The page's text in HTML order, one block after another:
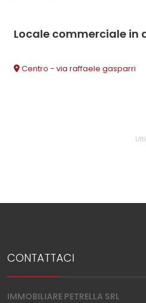
Locale commerciale in
Centro - via raffaele gasparri
CONTATTACI
IMMOBILIARE PETRELLA SRL